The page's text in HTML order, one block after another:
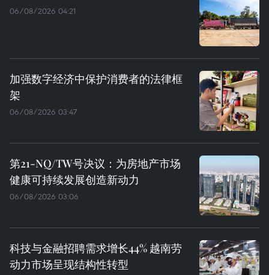
06/08/2026 04:21
加强数字经济中保护消费者的法律框
架
06/08/2026 03:47
第21-NQ/TW号决议：为房地产市场
健康可持续发展创造新动力
06/08/2026 03:06
科技与金融招聘需求增长44% 越南劳
动力市场呈现结构性转型